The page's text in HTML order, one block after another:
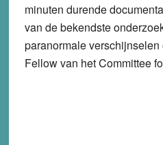
minuten durende
van de bekendste
paranormale
Fellow van het Committee